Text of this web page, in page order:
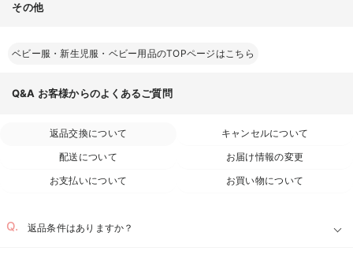
その他
ベビー服・新生児服・ベビー用品のTOPページはこちら
Q&A お客様からのよくあるご質問
返品交換について
キャンセルについて
配送について
お届け情報の変更
お支払いについて
お買い物について
返品条件はありますか？